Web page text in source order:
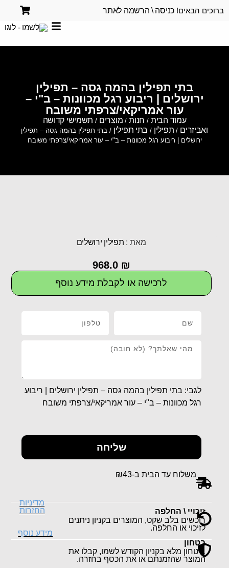
ברוכים הבאים! כניסה \ הרשמה לאתר
בתי תפילין בהמה גסה – תפילין
ירושלים | ריבוע רגל מכוונות – ב"י –
עור אמריקאי/צרפתי משובח
עמוד הבית/ חנות/ מוצרים / תשמישי קדושה
ואביזרים / תפילין / בתי תפילין / בתי תפילין בהמה גסה – תפילין
ירושלים | ריבוע רגל מכוונות – ב"י – עור אמריקאי/צרפתי משובח
מאת : תפילין ירושלים
968.0 ₪
לרכישה או לקבלת מידע נוסף
לגבי: בתי תפילין בהמה גסה – תפילין ירושלים | ריבוע
רגל מכוונות – ב"י – עור אמריקאי/צרפתי משובח
שליחה
משלוח עד הבית ב-₪43
זיכויי \ החלפה
רוכשים בלב שקט, המוצרים בקניון ניתנים
לזיכוי או החלפה.
מדיניות
החזרות
בטחון
ביטחון מלא בקניון הקודש לשמו, קבלו את
המוצר שהזמנתם או את הכסף בחזרה.
מידע נוסף